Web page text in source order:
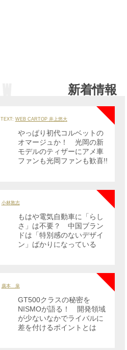
新着情報
TEXT: WEB CARTOP 井上悠大
NEW
やっぱり初代コルベットの
オマージュか！ 光岡の新
モデルのティザーにアメ車
ファンも光岡ファンも歓喜!!
小林敦志
もはや電気自動車に「らし
さ」は不要？ 中国ブラン
ドは「特別感のないデザイ
ン」ばかりになっている
廣本 泉
GT500クラスの秘密を
NISMOが語る！ 開発領域
が少ないなかでライバルに
差を付けるポイントとは